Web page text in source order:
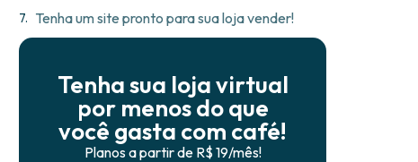
Tenha um site pronto para sua loja vender!
Tenha sua loja virtual
por menos do que
você gasta com café!
Planos a partir de R$ 19/mês!